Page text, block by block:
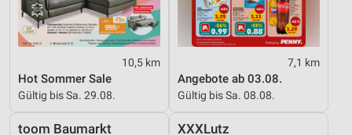
10,5 km
Hot Sommer Sale
Gültig bis Sa. 29.08.
7,1 km
Angebote ab 03.08.
Gültig bis Sa. 08.08.
toom Baumarkt XXXLutz